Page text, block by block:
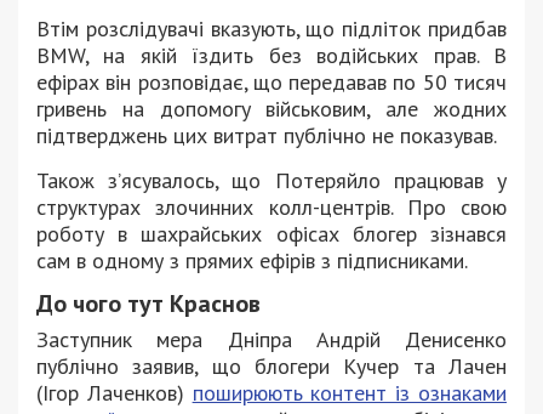
Втім розслідувачі вказують, що підліток придбав
BMW, на якій їздить без водійських прав. В
ефірах він розповідає, що передавав по 50 тисяч
гривень на допомогу військовим, але жодних
підтверджень цих витрат публічно не показував.
Також зʼясувалось, що Потеряйло працював у
структурах злочинних колл-центрів. Про свою
роботу в шахрайських офісах блогер зізнався
сам в одному з прямих ефірів з підписниками.
До чого тут Краснов
Заступник мера Дніпра Андрій Денисенко
публічно заявив, що блогери Кучер та Лачен
(Ігор Лаченков) поширюють контент із ознаками